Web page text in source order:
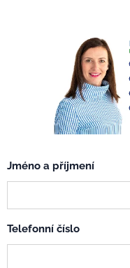
Jméno a příjmení
Telefonní číslo